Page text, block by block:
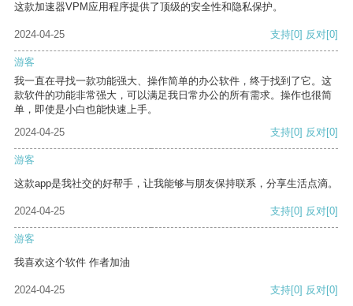
这款加速器VPM应用程序提供了顶级的安全性和隐私保护。
2024-04-25 支持[0] 反对[0]
游客
我一直在寻找一款功能强大、操作简单的办公软件，终于找到了它。这
款软件的功能非常强大，可以满足我日常办公的所有需求。操作也很简
单，即使是小白也能快速上手。
2024-04-25
支持[0] 反对[0]
游客
这款app是我社交的好帮手，让我能够与朋友保持联系，分享生活点滴。
2024-04-25 支持[0] 反对[0]
游客
我喜欢这个软件 作者加油
2024-04-25 支持[0] 反对[0]